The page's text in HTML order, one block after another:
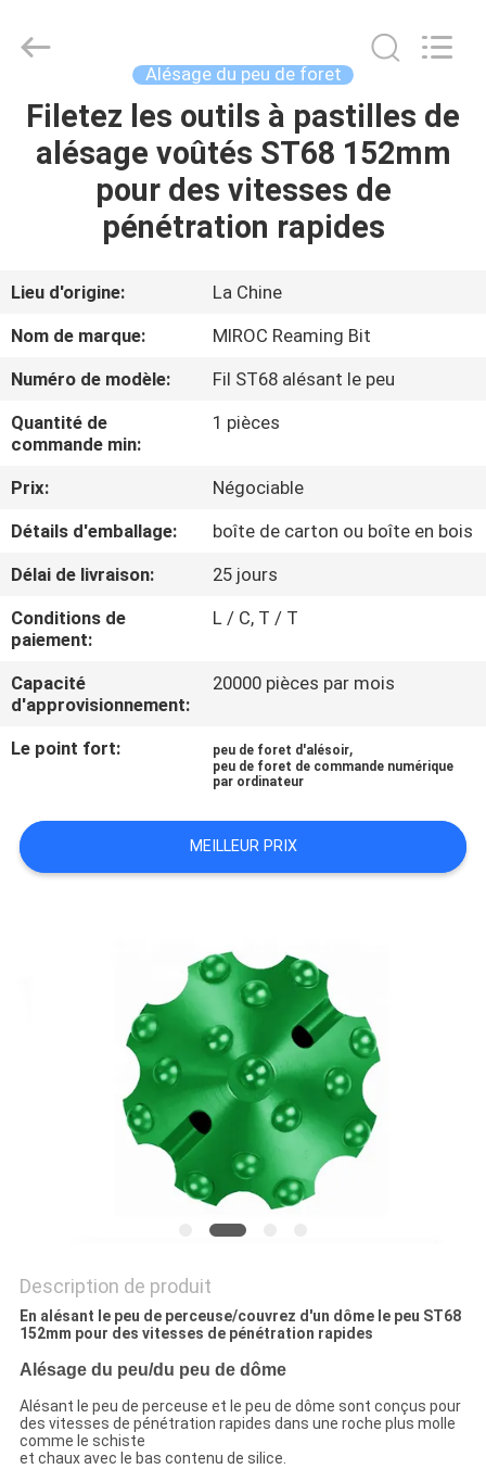
MAISON
PRODUITS
AU
SUJET
DE
VISITE
CONTRÔLE
DE
QUALITÉ
CONTACTEZ-
NOUS
DEMANDEZ
UNE
PRIVACY
(Beijing)
Rights
Reserved.
Alésage du peu de foret
Filetez les outils à pastilles de
alésage voûtés ST68 152mm
pour des vitesses de
pénétration rapides
Lieu d'origine:
La Chine
Nom de marque:
MIROC Reaming Bit
Numéro de modèle:
Fil ST68 alésant le peu
Quantité de
commande min:
1 pièces
Prix:
Négociable
Détails d'emballage:
boîte de carton ou boîte en bois
Délai de livraison:
25 jours
Conditions de
paiement:
L / C, T / T
Capacité
d'approvisionnement:
20000 pièces par mois
Le point fort: peu de foret d'alésoir,
peu de foret de commande numérique
par ordinateur
MEILLEUR PRIX
Description de produit
En alésant le peu de perceuse/couvrez d'un dôme le peu ST68
152mm pour des vitesses de pénétration rapides
Alésage du peu/du peu de dôme
Alésant le peu de perceuse et le peu de dôme sont conçus pour
des vitesses de pénétration rapides dans une roche plus molle
comme le schiste
et chaux avec le bas contenu de silice.